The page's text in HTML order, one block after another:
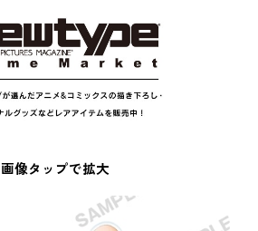
画像タップで拡大